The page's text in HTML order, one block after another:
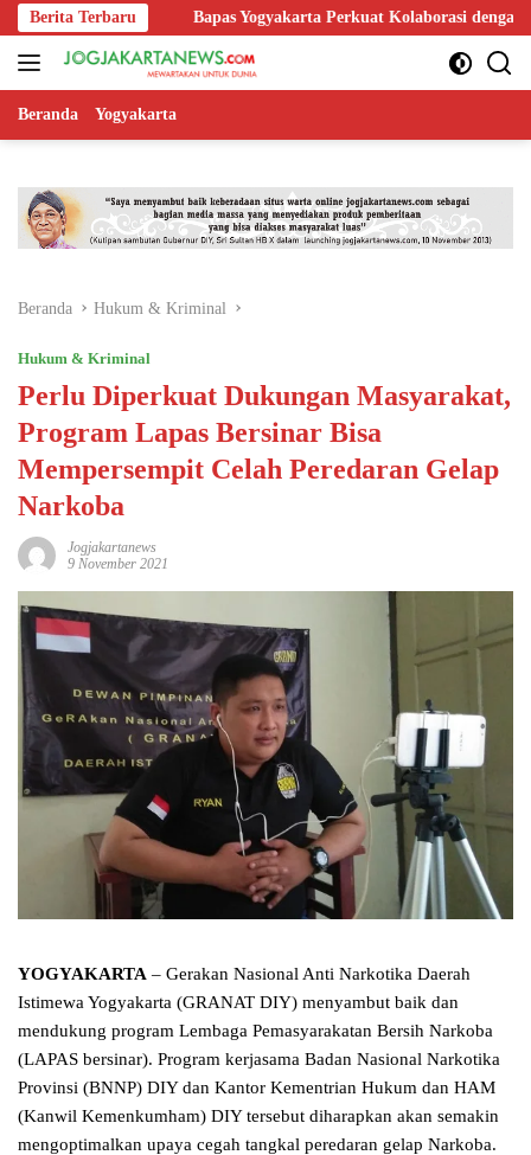
Langsung
ke
konten
Berita TerbaruBapas Yogyakarta Perkuat Kolaborasi dengan Poltek
Beranda Yogyakarta
Beranda Hukum & Kriminal
Hukum & Kriminal
Perlu Diperkuat Dukungan Masyarakat,
Program Lapas Bersinar Bisa
Mempersempit Celah Peredaran Gelap
Narkoba
Jogjakartanews
9 November 2021
YOGYAKARTA – Gerakan Nasional Anti Narkotika Daerah
Istimewa Yogyakarta (GRANAT DIY) menyambut baik dan
mendukung program Lembaga Pemasyarakatan Bersih Narkoba
(LAPAS bersinar). Program kerjasama Badan Nasional Narkotika
Provinsi (BNNP) DIY dan Kantor Kementrian Hukum dan HAM
(Kanwil Kemenkumham) DIY tersebut diharapkan akan semakin
mengoptimalkan upaya cegah tangkal peredaran gelap Narkoba.